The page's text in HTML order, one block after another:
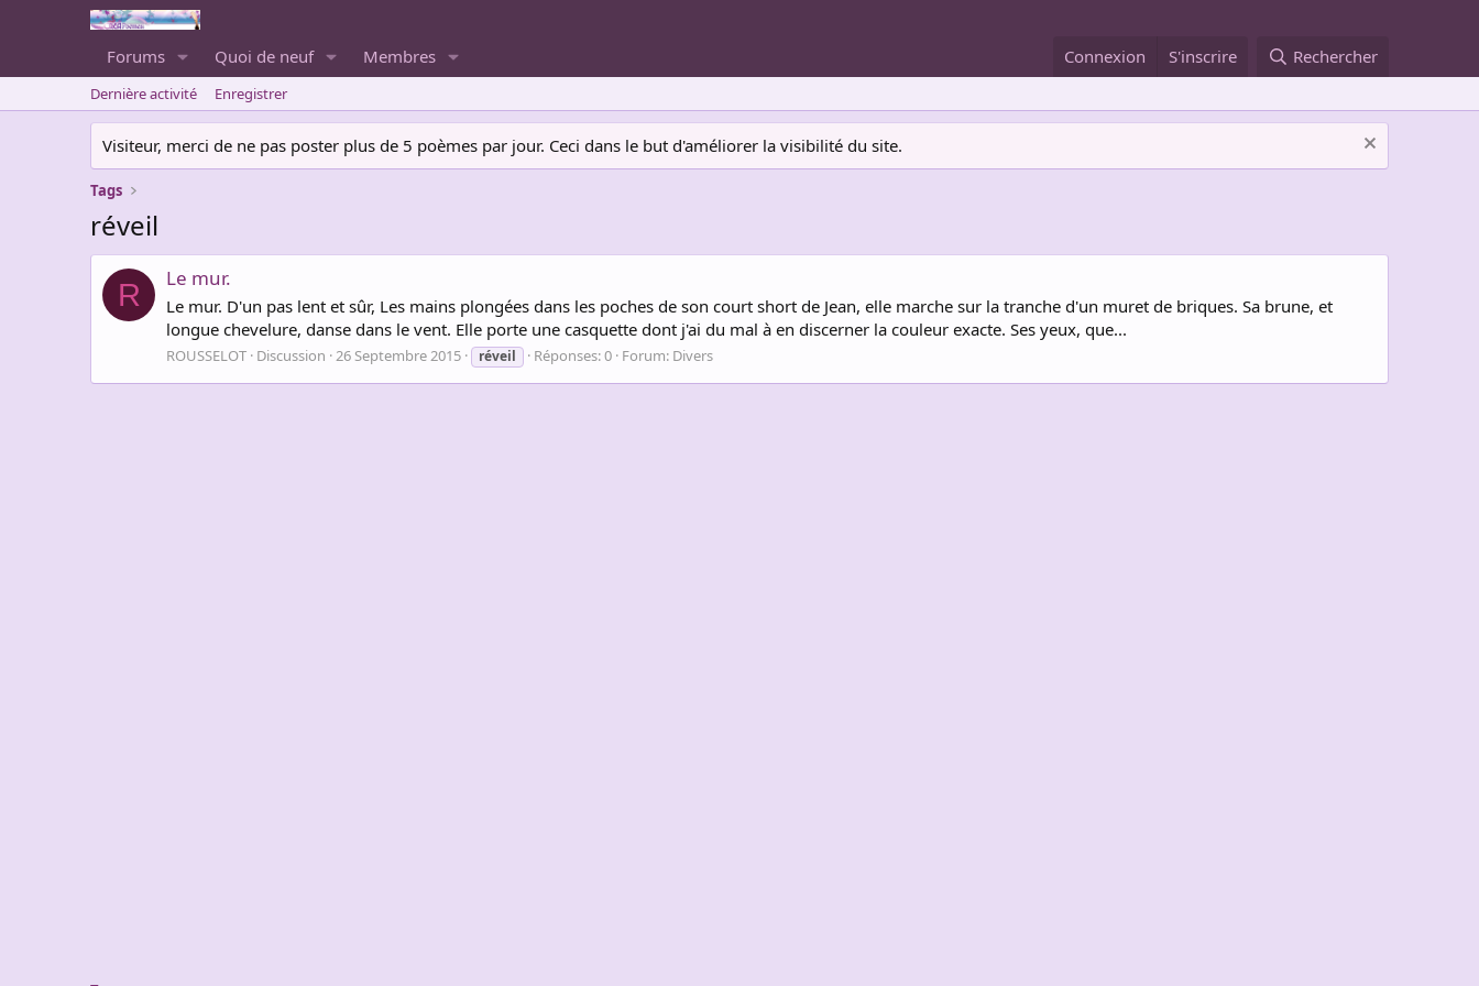
Forums Quoi de neuf Membres Connexion S'inscrire Rechercher
Dernière activité Enregistrer
Visiteur, merci de ne pas poster plus de 5 poèmes par jour. Ceci dans le but d'améliorer la visibilité du site.
Tags
réveil
R Le mur.
Le mur. D'un pas lent et sûr, Les mains plongées dans les poches de son court short de Jean, elle marche sur la tranche d'un muret de briques. Sa brune, et
longue chevelure, danse dans le vent. Elle porte une casquette dont j'ai du mal à en discerner la couleur exacte. Ses yeux, que...
ROUSSELOT Discussion 26 Septembre 2015 réveil Réponses: 0 Forum: Divers